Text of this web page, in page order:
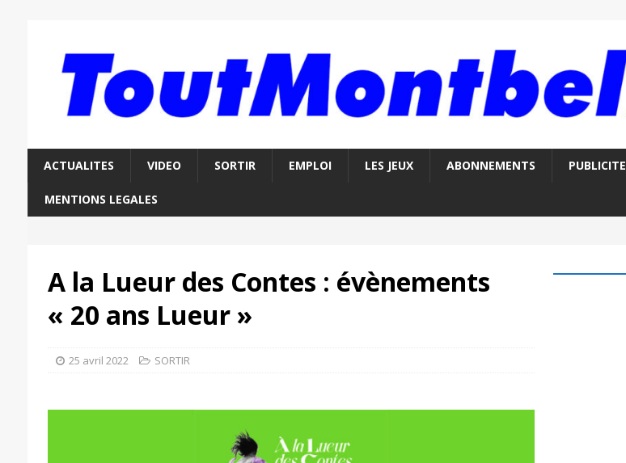
ACTUALITES VIDEO SORTIR EMPLOI LES JEUX ABONNEMENTS PUBLICITE
MENTIONS LEGALES
A la Lueur des Contes : évènements
« 20 ans Lueur »
25 avril 2022 SORTIR